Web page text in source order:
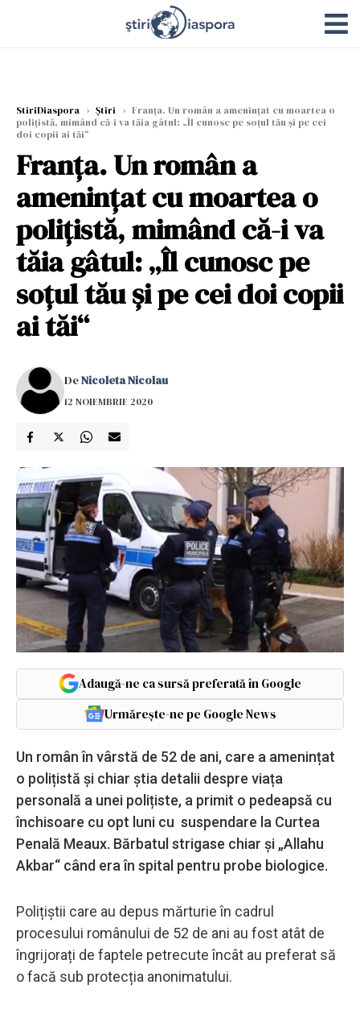
StiriDiaspora › Știri › Franța. Un român a amenințat cu moartea o
polițistă, mimând că-i va tăia gâtul: „Îl cunosc pe soțul tău și pe cei
doi copii ai tăi“
Franța. Un român a
amenințat cu moartea o
polițistă, mimând că-i va
tăia gâtul: „Îl cunosc pe
soțul tău și pe cei doi copii
ai tăi“
DeNicoleta Nicolau
12 NOIEMBRIE 2020
Adaugă-ne ca sursă preferată în Google
Urmărește-ne pe Google News
Un român în vârstă de 52 de ani, care a amenințat
o polițistă și chiar știa detalii despre viața
personală a unei polițiste, a primit o pedeapsă cu
închisoare cu opt luni cu suspendare la Curtea
Penală Meaux. Bărbatul strigase chiar și „Allahu
Akbar“ când era în spital pentru probe biologice.
Polițiștii care au depus mărturie în cadrul
procesului românului de 52 de ani au fost atât de
îngrijorați de faptele petrecute încât au preferat să
o facă sub protecția anonimatului.